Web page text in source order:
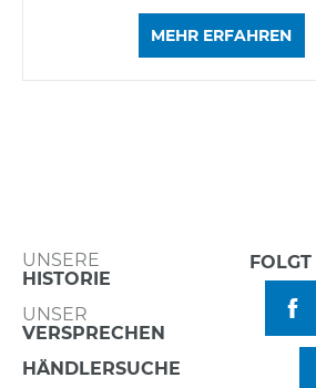
MEHR ERFAHREN
UNSERE
HISTORIE
UNSER
VERSPRECHEN
HÄNDLERSUCHE